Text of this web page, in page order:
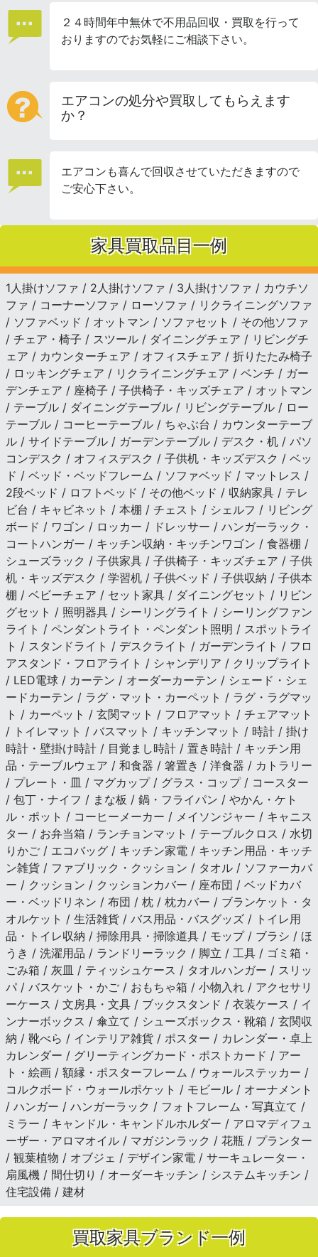
２４時間年中無休で不用品回収・買取を行って
おりますのでお気軽にご相談下さい。
エアコンの処分や買取してもらえます
か？
エアコンも喜んで回収させていただきますので
ご安心下さい。
家具買取品目一例
1人掛けソファ / 2人掛けソファ / 3人掛けソファ / カウチソ
ファ / コーナーソファ / ローソファ / リクライニングソファ
/ ソファベッド / オットマン / ソファセット / その他ソファ
/ チェア・椅子 / スツール / ダイニングチェア / リビングチ
ェア / カウンターチェア / オフィスチェア / 折りたたみ椅子
/ ロッキングチェア / リクライニングチェア / ベンチ / ガー
デンチェア / 座椅子 / 子供椅子・キッズチェア / オットマン
/ テーブル / ダイニングテーブル / リビングテーブル / ロー
テーブル / コーヒーテーブル / ちゃぶ台 / カウンターテーブ
ル / サイドテーブル / ガーデンテーブル / デスク・机 / パソ
コンデスク / オフィスデスク / 子供机・キッズデスク / ベッ
ド / ベッド・ベッドフレーム / ソファベッド / マットレス /
2段ベッド / ロフトベッド / その他ベッド / 収納家具 / テレ
ビ台 / キャビネット / 本棚 / チェスト / シェルフ / リビング
ボード / ワゴン / ロッカー / ドレッサー / ハンガーラック・
コートハンガー / キッチン収納・キッチンワゴン / 食器棚 /
シューズラック / 子供家具 / 子供椅子・キッズチェア / 子供
机・キッズデスク / 学習机 / 子供ベッド / 子供収納 / 子供本
棚 / ベビーチェア / セット家具 / ダイニングセット / リビン
グセット / 照明器具 / シーリングライト / シーリングファン
ライト / ペンダントライト・ペンダント照明 / スポットライ
ト / スタンドライト / デスクライト / ガーデンライト / フロ
アスタンド・フロアライト / シャンデリア / クリップライト
/ LED電球 / カーテン / オーダーカーテン / シェード・シェ
ードカーテン / ラグ・マット・カーペット / ラグ・ラグマッ
ト / カーペット / 玄関マット / フロアマット / チェアマット
/ トイレマット / バスマット / キッチンマット / 時計 / 掛け
時計・壁掛け時計 / 目覚まし時計 / 置き時計 / キッチン用
品・テーブルウェア / 和食器 / 箸置き / 洋食器 / カトラリー
/ プレート・皿 / マグカップ / グラス・コップ / コースター
/ 包丁・ナイフ / まな板 / 鍋・フライパン / やかん・ケト
ル・ポット / コーヒーメーカー / メイソンジャー / キャニス
ター / お弁当箱 / ランチョンマット / テーブルクロス / 水切
りかご / エコバッグ / キッチン家電 / キッチン用品・キッチ
ン雑貨 / ファブリック・クッション / タオル / ソファーカバ
ー / クッション / クッションカバー / 座布団 / ベッドカバ
ー・ベッドリネン / 布団 / 枕 / 枕カバー / ブランケット・タ
オルケット / 生活雑貨 / バス用品・バスグッズ / トイレ用
品・トイレ収納 / 掃除用具・掃除道具 / モップ / ブラシ / ほ
うき / 洗濯用品 / ランドリーラック / 脚立 / 工具 / ゴミ箱・
ごみ箱 / 灰皿 / ティッシュケース / タオルハンガー / スリッ
パ / バスケット・かご / おもちゃ箱 / 小物入れ / アクセサリ
ーケース / 文房具・文具 / ブックスタンド / 衣装ケース / イ
ンナーボックス / 傘立て / シューズボックス・靴箱 / 玄関収
納 / 靴べら / インテリア雑貨 / ポスター / カレンダー・卓上
カレンダー / グリーティングカード・ポストカード / アー
ト・絵画 / 額縁・ポスターフレーム / ウォールステッカー /
コルクボード・ウォールポケット / モビール / オーナメント
/ ハンガー / ハンガーラック / フォトフレーム・写真立て /
ミラー / キャンドル・キャンドルホルダー / アロマディフュ
ーザー・アロマオイル / マガジンラック / 花瓶 / プランター
/ 観葉植物 / オブジェ / デザイン家電 / サーキュレーター・
扇風機 / 間仕切り / オーダーキッチン / システムキッチン /
住宅設備 / 建材
買取家具ブランド一例